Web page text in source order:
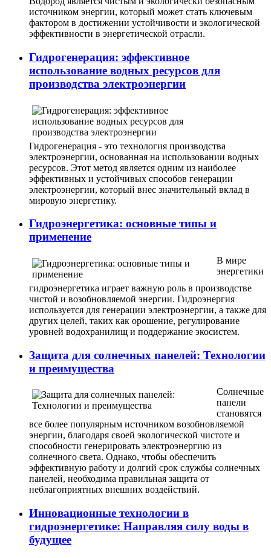
источником энергии, который может стать ключевым
фактором в достижении устойчивости и экологической
эффективности в энергетической отрасли.
Гидрогенерация: эффективное
использование водных ресурсов для
производства электроэнергии
Гидрогенерация - это технология производства
электроэнергии, основанная на использовании водных
ресурсов. Этот метод является одним из наиболее
эффективных и устойчивых способов генерации
электроэнергии, который внес значительный вклад в
мировую энергетику.
Гидроэнергетика: основные типы и
применение
В мире
энергетики
гидроэнергетика играет важную роль в производстве
чистой и возобновляемой энергии. Гидроэнергия
используется для генерации электроэнергии, а также для
других целей, таких как орошение, регулирование
уровней водохранилищ и поддержание экосистем.
Защита для солнечных панелей: Технологии
и преимущества
Солнечные
панели
становятся
все более популярным источником возобновляемой
энергии, благодаря своей экологической чистоте и
способности генерировать электроэнергию из
солнечного света. Однако, чтобы обеспечить
эффективную работу и долгий срок службы солнечных
панелей, необходима правильная защита от
неблагоприятных внешних воздействий.
Инновационные технологии в
гидроэнергетике: Направляя силу воды в
будущее